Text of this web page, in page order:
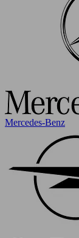
Mercedes-Benz